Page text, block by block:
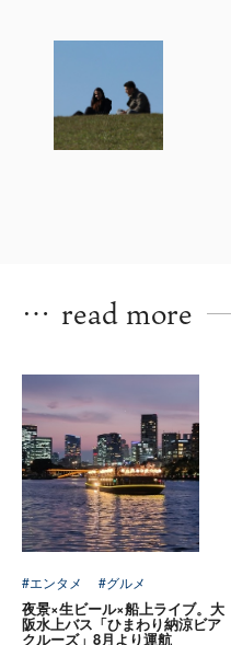
… read more
#エンタメ #グルメ
夜景×生ビール×船上ライブ。大
阪水上バス「ひまわり納涼ビア
クルーズ」8月より運航